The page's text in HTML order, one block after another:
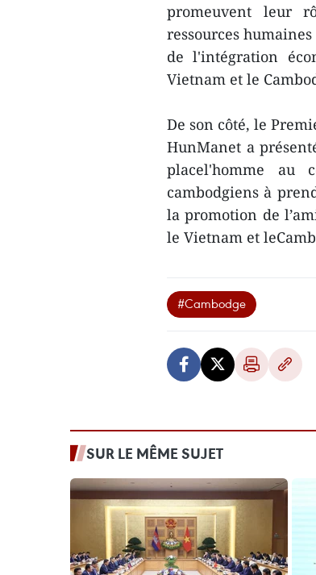
promeuvent leur
ressources
de l'intégration
Vietnam et le
De son côté, le
HunManet a
placel'homme au
cambodgiens à
la promotion de
le Vietnam et
#Cambodge
SUR LE MÊME SUJET